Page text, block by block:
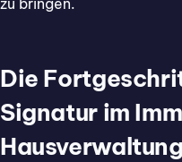
Die
Signatur im